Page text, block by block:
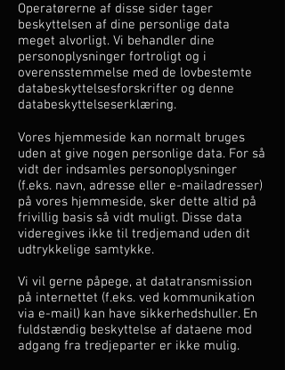
Operatørerne af disse sider tager
beskyttelsen af dine personlige data
meget alvorligt. Vi behandler dine
personoplysninger fortroligt og i
overensstemmelse med de lovbestemte
databeskyttelsesforskrifter og denne
databeskyttelseserklæring.
Vores hjemmeside kan normalt bruges
uden at give nogen personlige data. For så
vidt der indsamles personoplysninger
(f.eks. navn, adresse eller e-mailadresser)
på vores hjemmeside, sker dette altid på
frivillig basis så vidt muligt. Disse data
videregives ikke til tredjemand uden dit
udtrykkelige samtykke.
Vi vil gerne påpege, at datatransmission
på internettet (f.eks. ved kommunikation
via e-mail) kan have sikkerhedshuller. En
fuldstændig beskyttelse af dataene mod
adgang fra tredjeparter er ikke mulig.